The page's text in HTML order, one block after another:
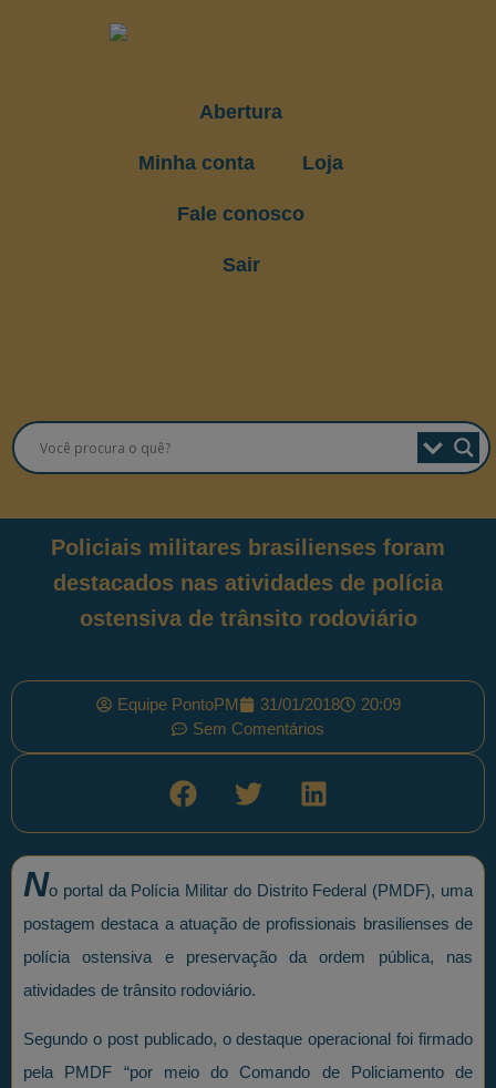
Abertura
Minha conta Loja
Fale conosco
Sair
Policiais militares brasilienses foram
destacados nas atividades de polícia
ostensiva de trânsito rodoviário
Equipe PontoPM 31/01/2018
20:09
Sem Comentários
No portal da Polícia Militar do Distrito Federal (PMDF), uma
postagem destaca a atuação de profissionais brasilienses de
polícia ostensiva e preservação da ordem pública, nas
atividades de trânsito rodoviário.
Segundo o post publicado, o destaque operacional foi firmado
pela PMDF “por meio do Comando de Policiamento de